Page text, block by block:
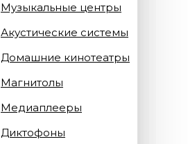
Музыкальные центры
Акустические системы
Домашние кинотеатры
Магнитолы
Медиаплееры
Диктофоны